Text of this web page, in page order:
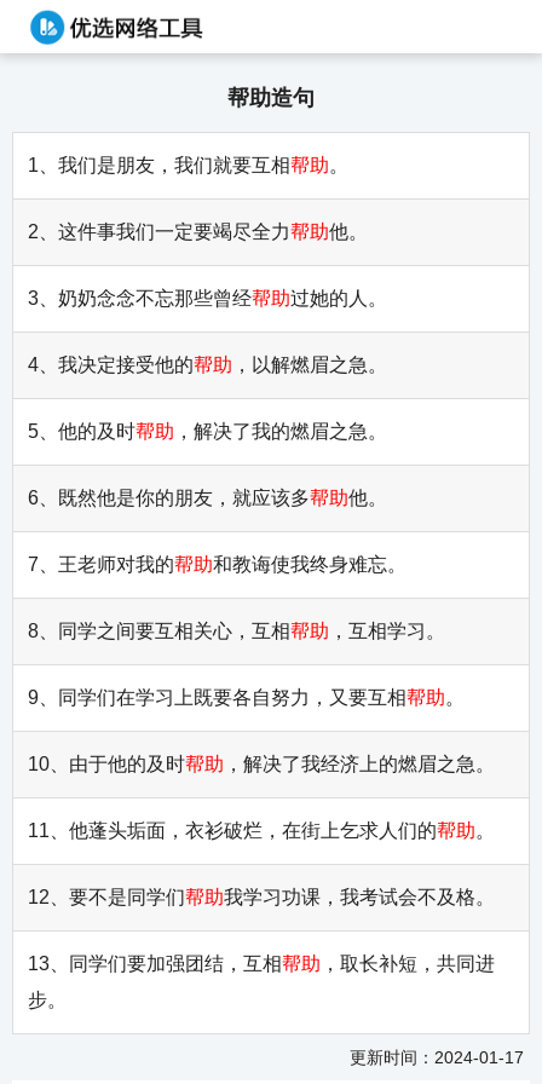
帮助造句
1、我们是朋友，我们就要互相帮助。
2、这件事我们一定要竭尽全力帮助他。
3、奶奶念念不忘那些曾经帮助过她的人。
4、我决定接受他的帮助 ，以解燃眉之急。
5、他的及时帮助 ，解决了我的燃眉之急。
6、既然他是你的朋友，就应该多帮助他。
7、王老师对我的帮助和教诲使我终身难忘。
8、同学之间要互相关心，互相帮助 ，互相学习。
9、同学们在学习上既要各自努力，又要互相帮助。
10、由于他的及时帮助 ，解决了我经济上的燃眉之急。
11、他蓬头垢面，衣衫破烂，在街上乞求人们的帮助。
12、要不是同学们帮助我学习功课，我考试会不及格。
13、同学们要加强团结，互相帮助 ，取长补短，共同进
步。
更新时间：2024-01-17